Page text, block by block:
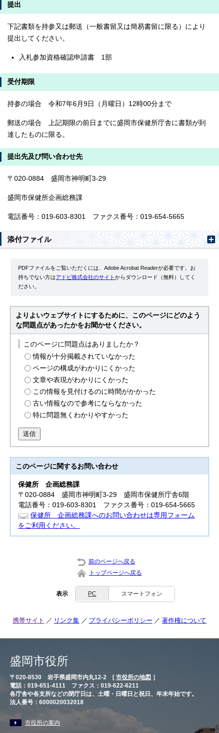
提出
下記書類を持参又は郵送（一般書留又は簡易書留に限る）により
提出してください。
入札参加資格確認申請書 1部
受付期限
持参の場合 令和7年6月9日（月曜日）12時00分まで
郵送の場合 上記期限の前日までに盛岡市保健所庁舎に書類が到
達したものに限る。
提出先及び問い合わせ先
〒020-0884 盛岡市神明町3-29
盛岡市保健所企画総務課
電話番号：019-603-8301 ファクス番号：019-654-5665
添付ファイル
PDFファイルをご覧いただくには、Adobe Acrobat Readerが必要です。お
持ちでない方はアドビ株式会社のサイトからダウンロード（無料）してく
ださい。
よりよいウェブサイトにするために、このページにどのよう
な問題点があったかをお聞かせください。
このページに問題点はありましたか？
情報が十分掲載されていなかった
ページの構成がわかりにくかった
文章や表現がわかりにくかった
この情報を見付けるのに時間がかかった
古い情報なので参考にならなかった
特に問題無くわかりやすかった
送信
このページに関するお問い合わせ
保健所企画総務課
〒020-0884 盛岡市神明町3‐29 盛岡市保健所庁舎6階
電話番号：019-603-8301 ファクス番号：019-654-5665
保健所 企画総務課へのお問い合わせは専用フォーム
をご利用ください。
前のページへ戻る
トップページへ戻る
表示 PC スマートフォン
携帯サイト リンク集 プライバシーポリシー 著作権について
盛岡市役所
〒020-8530 岩手県盛岡市内丸12-2 [ 市役所の地図 ］
電話：019-651-4111 ファクス：019-622-6211
各庁舎や各支所などの閉庁日は、土曜・日曜日と祝日、年末年始です。
法人番号：6000020032018
市役所の案内